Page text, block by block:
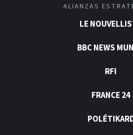
ALIANZAS
LE
BBC NEWS
RFI
FRANCE 24